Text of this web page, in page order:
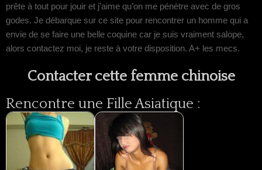
prête à tout pour jouir et j’aime qu’on me pénètre avec de gros
godes. Je débarque sur ce site pour rencontrer un homme qui a
envie de se faire une belle coquine car je suis vraiment salope,
alors contactez moi, je reste à votre disposition. A+ les mecs.
Contacter cette femme chinoise
Rencontre une Fille Asiatique :